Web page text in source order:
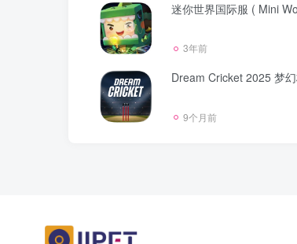
迷你世界国际服 ( Mini
3年前
Dream Cricket 2025 梦
9个月前